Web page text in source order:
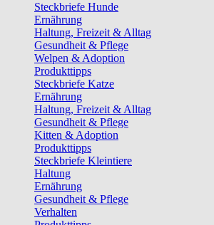
Steckbriefe Hunde
Ernährung
Haltung, Freizeit & Alltag
Gesundheit & Pflege
Welpen & Adoption
Produkttipps
Steckbriefe Katze
Ernährung
Haltung, Freizeit & Alltag
Gesundheit & Pflege
Kitten & Adoption
Produkttipps
Steckbriefe Kleintiere
Haltung
Ernährung
Gesundheit & Pflege
Verhalten